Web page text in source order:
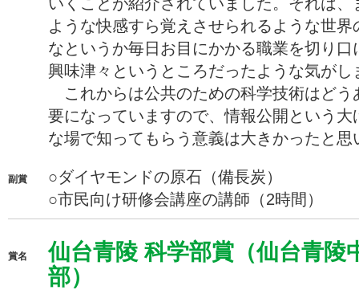
ような快感すら覚えさせられるような世
なというか毎日お目にかかる職業を切り
興味津々というところだったような気がし
これからは公共のための科学技術はどう
要になっていますので、情報公開という
な場で知ってもらう意義は大きかったと思
副賞
○ダイヤモンドの原石（備長炭）
○市民向け研修会講座の講師（2時間）
賞名
仙台青陵 科学部賞（仙台青
部）